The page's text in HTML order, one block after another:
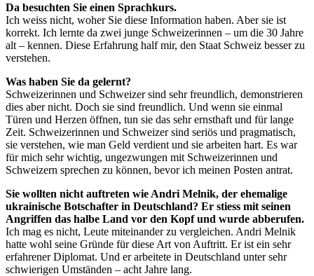
Da besuchten Sie einen Sprachkurs.
Ich weiss nicht, woher Sie diese Information haben. Aber sie ist
korrekt. Ich lernte da zwei junge Schweizerinnen – um die 30 Jahre
alt – kennen. Diese Erfahrung half mir, den Staat Schweiz besser zu
verstehen.
Was haben Sie da gelernt?
Schweizerinnen und Schweizer sind sehr freundlich, demonstrieren
dies aber nicht. Doch sie sind freundlich. Und wenn sie einmal
Türen und Herzen öffnen, tun sie das sehr ernsthaft und für lange
Zeit. Schweizerinnen und Schweizer sind seriös und pragmatisch,
sie verstehen, wie man Geld verdient und sie arbeiten hart. Es war
für mich sehr wichtig, ungezwungen mit Schweizerinnen und
Schweizern sprechen zu können, bevor ich meinen Posten antrat.
Sie wollten nicht auftreten wie Andri Melnik, der ehemalige
ukrainische Botschafter in Deutschland? Er stiess mit seinen
Angriffen das halbe Land vor den Kopf und wurde abberufen.
Ich mag es nicht, Leute miteinander zu vergleichen. Andri Melnik
hatte wohl seine Gründe für diese Art von Auftritt. Er ist ein sehr
erfahrener Diplomat. Und er arbeitete in Deutschland unter sehr
schwierigen Umständen – acht Jahre lang.